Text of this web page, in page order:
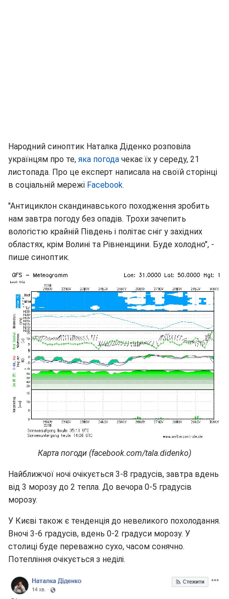
Народний синоптик Наталка Діденко розповіла
українцям про те, яка погода чекає їх у середу, 21
листопада. Про це експерт написала на своїй сторінці
в соціальній мережі Facebook.
"Антициклон скандинавського походження зробить
нам завтра погоду без опадів. Трохи зачепить
вологістю крайній Південь і політає сніг у західних
областях, крім Волині та Рівненщини. Буде холодно", -
пише синоптик.
Карта погоди (facebook.com/tala.didenko)
Найближчої ночі очікується 3-8 градусів, завтра вдень
від 3 морозу до 2 тепла. До вечора 0-5 градусів
морозу.
У Києві також є тенденція до невеликого похолодання.
Вночі 3-6 градусів, вдень 0-2 градуси морозу. У
столиці буде переважно сухо, часом сонячно.
Потепління очікується з неділі.